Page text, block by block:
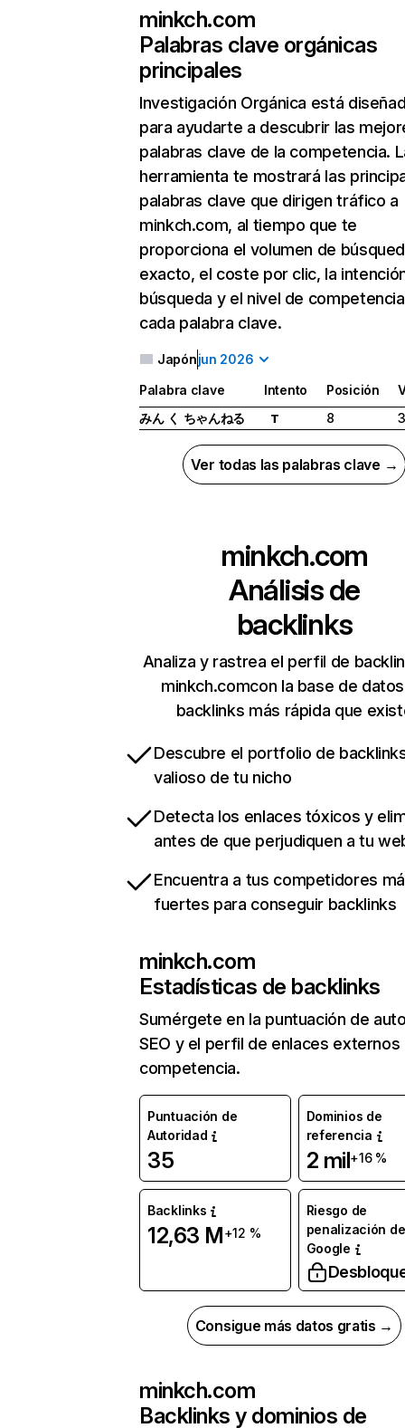
minkch.com
Palabras clave orgánicas
principales
Investigación Orgánica está
para ayudarte a descubrir las
palabras clave de la competencia.
herramienta te mostrará las
palabras clave que dirigen tráfico a
minkch.com, al tiempo que te
proporciona el volumen de
exacto, el coste por clic, la
búsqueda y el nivel de
cada palabra clave.
Japónjun 2026
Palabra clave Intento Posición
みん く ちゃんねる
T 8
Ver todas las palabras clave →
minkch.com
Análisis de
backlinks
Analiza y rastrea el perfil de
minkch.comcon la base de
backlinks más rápida que
Descubre el portfolio de
valioso de tu nicho
Detecta los enlaces tóxicos y
antes de que perjudiquen a tu
Encuentra a tus competidores
fuertes para conseguir backlinks
minkch.com
Estadísticas de backlinks
Sumérgete en la puntuación de
SEO y el perfil de enlaces externos
competencia.
Puntuación de
Autoridad
35
Dominios de
referencia
2 mil+16 %
Backlinks
12,63 M+12 %
Riesgo de
penalización de
Google
Consigue más datos gratis →
minkch.com
Backlinks y dominios de